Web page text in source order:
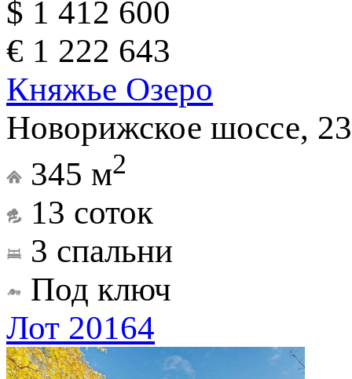
$ 1 412 600
€ 1 222 643
Княжье Озеро
Новорижское шоссе,
345 м2
13 соток
3 спальни
Под ключ
Лот 20164